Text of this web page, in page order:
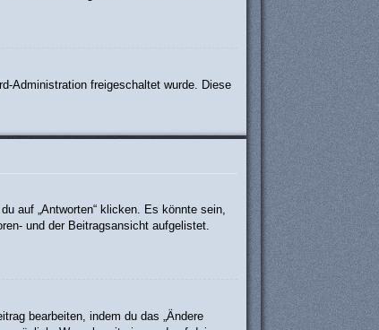
Administration freigeschaltet wurde. Diese
auf „Antworten“ klicken. Es könnte sein,
und der Beitragsansicht aufgelistet.
bearbeiten, indem du das „Ändere